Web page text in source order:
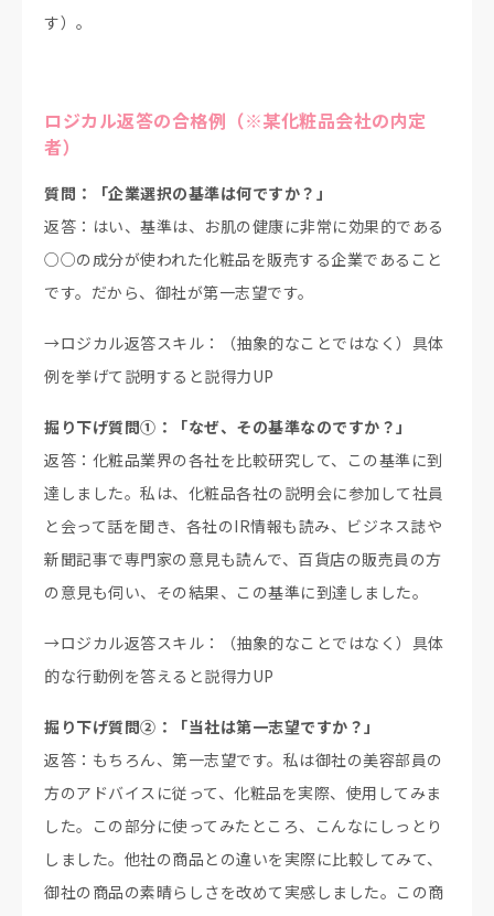
す）。
ロジカル返答の合格例（※某化粧品会社の内定
者）
質問：「企業選択の基準は何ですか？」
返答：はい、基準は、お肌の健康に非常に効果的である
○○の成分が使われた化粧品を販売する企業であること
です。だから、御社が第一志望です。
→ロジカル返答スキル：（抽象的なことではなく）具体
例を挙げて説明すると説得力UP
掘り下げ質問①：「なぜ、その基準なのですか？」
返答：化粧品業界の各社を比較研究して、この基準に到
達しました。私は、化粧品各社の説明会に参加して社員
と会って話を聞き、各社のIR情報も読み、ビジネス誌や
新聞記事で専門家の意見も読んで、百貨店の販売員の方
の意見も伺い、その結果、この基準に到達しました。
→ロジカル返答スキル：（抽象的なことではなく）具体
的な行動例を答えると説得力UP
掘り下げ質問②：「当社は第一志望ですか？」
返答：もちろん、第一志望です。私は御社の美容部員の
方のアドバイスに従って、化粧品を実際、使用してみま
した。この部分に使ってみたところ、こんなにしっとり
しました。他社の商品との違いを実際に比較してみて、
御社の商品の素晴らしさを改めて実感しました。この商